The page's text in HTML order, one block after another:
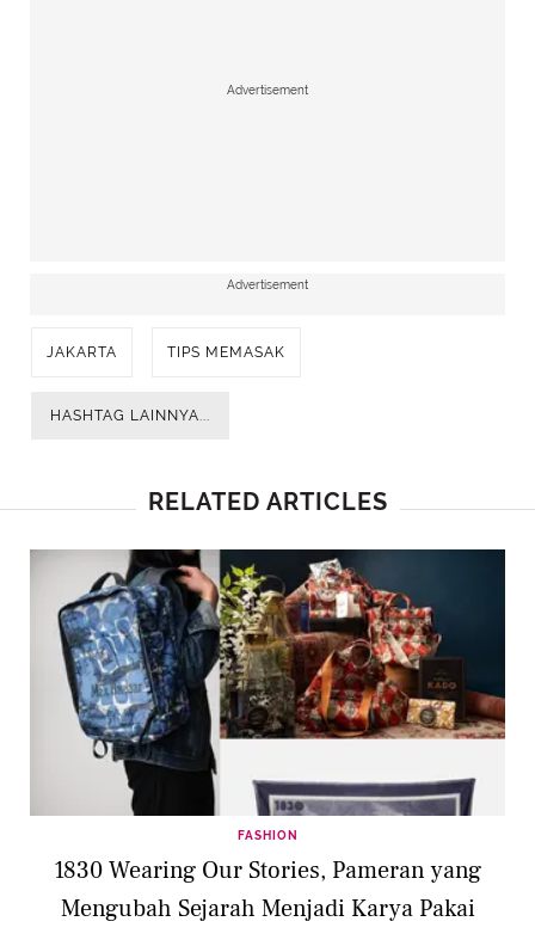
Advertisement
Advertisement
JAKARTA TIPS MEMASAK
HASHTAG LAINNYA...
RELATED ARTICLES
FASHION
1830 Wearing Our Stories, Pameran yang
Mengubah Sejarah Menjadi Karya Pakai